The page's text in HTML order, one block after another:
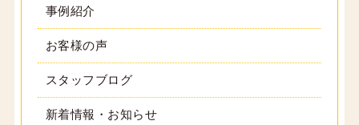
事例紹介
お客様の声
スタッフブログ
新着情報・お知らせ